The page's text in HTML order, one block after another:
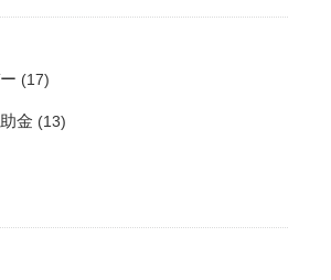
(17)
金 (13)